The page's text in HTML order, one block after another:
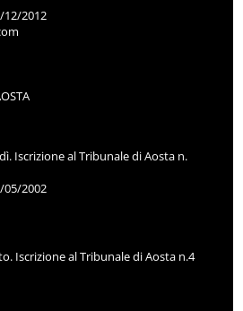
12/2012
Iscrizione al Tribunale di Aosta n.
05/2002
Iscrizione al Tribunale di Aosta n.4